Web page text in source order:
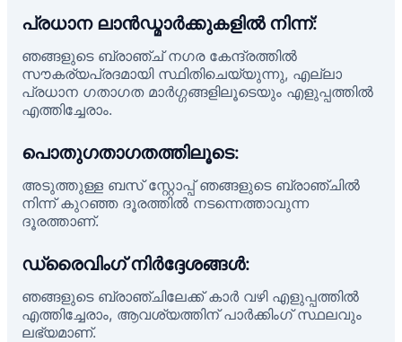
പ്രധാന ലാൻഡ്മാർക്കുകളിൽ നിന്ന്:
ഞങ്ങളുടെ ബ്രാഞ്ച് നഗര കേന്ദ്രത്തിൽ
സൗകര്യപ്രദമായി സ്ഥിതിചെയ്യുന്നു, എല്ലാ
പ്രധാന ഗതാഗത മാർഗ്ഗങ്ങളിലൂടെയും എളുപ്പത്തിൽ
എത്തിച്ചേരാം.
പൊതുഗതാഗതത്തിലൂടെ:
അടുത്തുള്ള ബസ് സ്റ്റോപ്പ് ഞങ്ങളുടെ ബ്രാഞ്ചിൽ
നിന്ന് കുറഞ്ഞ ദൂരത്തിൽ നടന്നെത്താവുന്ന
ദൂരത്താണ്.
ഡ്രൈവിംഗ് നിർദ്ദേശങ്ങൾ:
ഞങ്ങളുടെ ബ്രാഞ്ചിലേക്ക് കാർ വഴി എളുപ്പത്തിൽ
എത്തിച്ചേരാം, ആവശ്യത്തിന് പാർക്കിംഗ് സ്ഥലവും
ലഭ്യമാണ്.